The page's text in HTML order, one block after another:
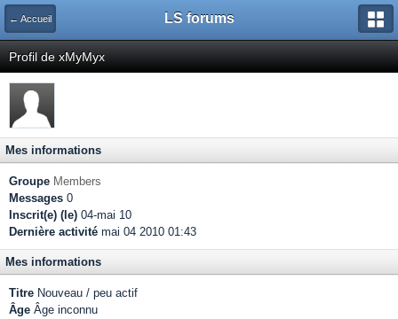
← Accueil LS forums
Profil de xMyMyx
Mes informations
Groupe Members
Messages 0
Inscrit(e) (le) 04-mai 10
Dernière activité mai 04 2010 01:43
Mes informations
Titre Nouveau / peu actif
Âge Âge inconnu